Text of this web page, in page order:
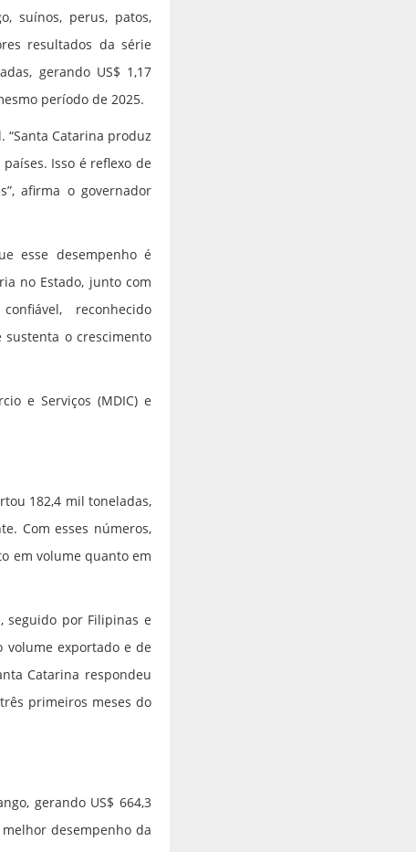
suínos, perus, patos,
resultados da série
gerando US$ 1,17
período de 2025.
Catarina produz
Isso é reflexo de
afirma o governador
esse desempenho é
no Estado, junto com
reconhecido
sustenta o crescimento
e Serviços (MDIC) e
182,4 mil toneladas,
Com esses números,
em volume quanto em
seguido por Filipinas e
volume exportado e de
Catarina respondeu
primeiros meses do
gerando US$ 664,3
desempenho da